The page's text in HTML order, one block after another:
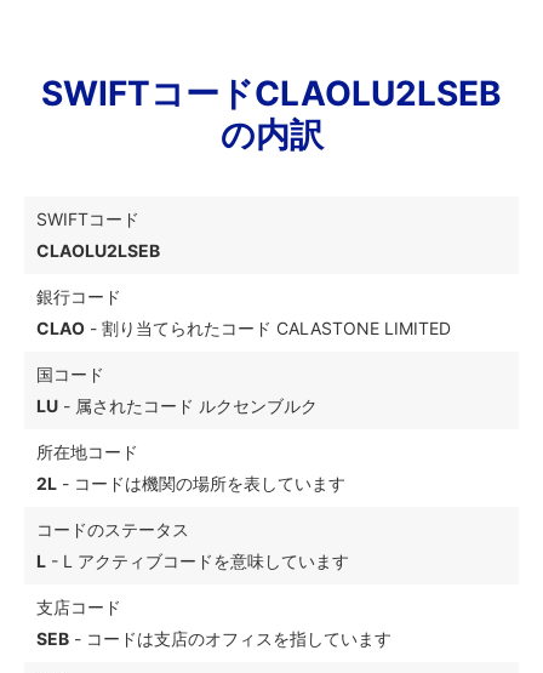
SWIFTコードCLAOLU2LSEB
の内訳
SWIFTコード
CLAOLU2LSEB
銀行コード
CLAO - 割り当てられたコード CALASTONE LIMITED
国コード
LU - 属されたコード ルクセンブルク
所在地コード
2L - コードは機関の場所を表しています
コードのステータス
L - L アクティブコードを意味しています
支店コード
SEB - コードは支店のオフィスを指しています